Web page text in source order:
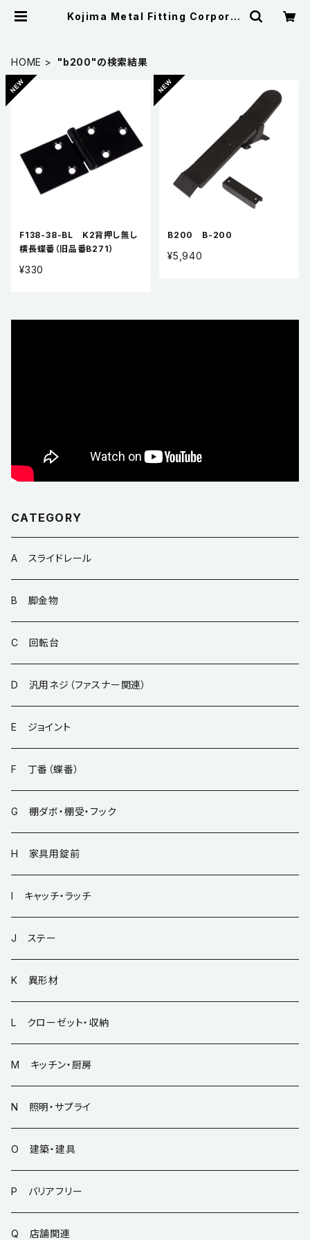
Kojima Metal Fitting Corporat
HOME "b200"の検索結果
F138-38-BL K2背押し無し
横長蝶番（旧品番B271）
¥330
B200 B-200
¥5,940
CATEGORY
A スライドレール
B 脚金物
C 回転台
D 汎用ネジ（ファスナー関連）
E ジョイント
F 丁番（蝶番）
G 棚ダボ・棚受・フック
H 家具用錠前
I キャッチ・ラッチ
J ステー
K 異形材
L クローゼット・収納
M キッチン・厨房
N 照明・サプライ
O 建築・建具
P バリアフリー
Q 店舗関連